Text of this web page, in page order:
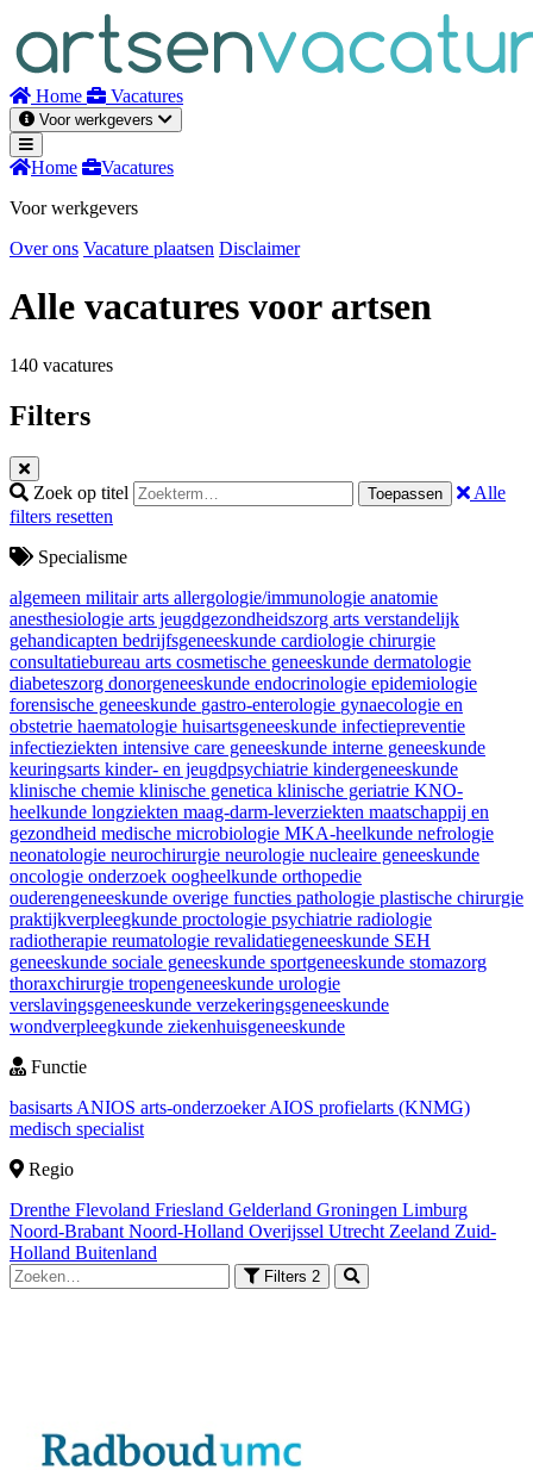
inhoud
Home Vacatures
Voor werkgevers
Home
Vacatures
Voor werkgevers
Over ons Vacature plaatsen Disclaimer
Alle vacatures voor artsen
140 vacatures
Filters
Zoek op titel Toepassen
Alle
filters resetten
Specialisme
algemeen militair arts allergologie/immunologie anatomie
anesthesiologie arts jeugdgezondheidszorg arts verstandelijk
gehandicapten bedrijfsgeneeskunde cardiologie chirurgie
consultatiebureau arts cosmetische geneeskunde dermatologie
diabeteszorg donorgeneeskunde endocrinologie epidemiologie
forensische geneeskunde gastro-enterologie gynaecologie en
obstetrie haematologie huisartsgeneeskunde infectiepreventie
infectieziekten intensive care geneeskunde interne geneeskunde
keuringsarts kinder- en jeugdpsychiatrie kindergeneeskunde
klinische chemie klinische genetica klinische geriatrie KNO-
heelkunde longziekten maag-darm-leverziekten maatschappij en
gezondheid medische microbiologie MKA-heelkunde nefrologie
neonatologie neurochirurgie neurologie nucleaire geneeskunde
oncologie onderzoek oogheelkunde orthopedie
ouderengeneeskunde overige functies pathologie plastische chirurgie
praktijkverpleegkunde proctologie psychiatrie radiologie
radiotherapie reumatologie revalidatiegeneeskunde SEH
geneeskunde sociale geneeskunde sportgeneeskunde stomazorg
thoraxchirurgie tropengeneeskunde urologie
verslavingsgeneeskunde verzekeringsgeneeskunde
wondverpleegkunde ziekenhuisgeneeskunde
Functie
basisarts ANIOS arts-onderzoekerAIOS profielarts (KNMG)
medisch specialist
Regio
Drenthe Flevoland Friesland Gelderland Groningen Limburg
Noord-Brabant Noord-Holland Overijssel Utrecht Zeeland Zuid-
Holland Buitenland
Filters 2